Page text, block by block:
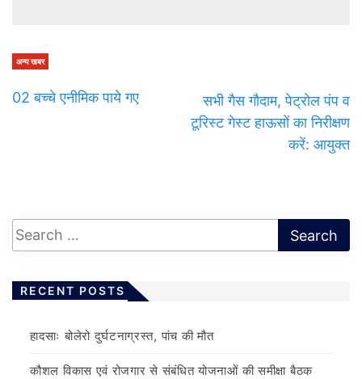
अन्य खबर
02 बच्चे एनीमिक पाये गए
सभी गैस गौदाम, पेट्रोल पंप व
टूरिस्ट गेस्ट हाऊसों का निरीक्षण
करें: आयुक्त
RECENT POSTS
हादसाः बोलेरो दुर्घटनाग्रस्त, पांच की मौत
कौशल विकास एवं रोजगार से संबंधित योजनाओं की समीक्षा बैठक